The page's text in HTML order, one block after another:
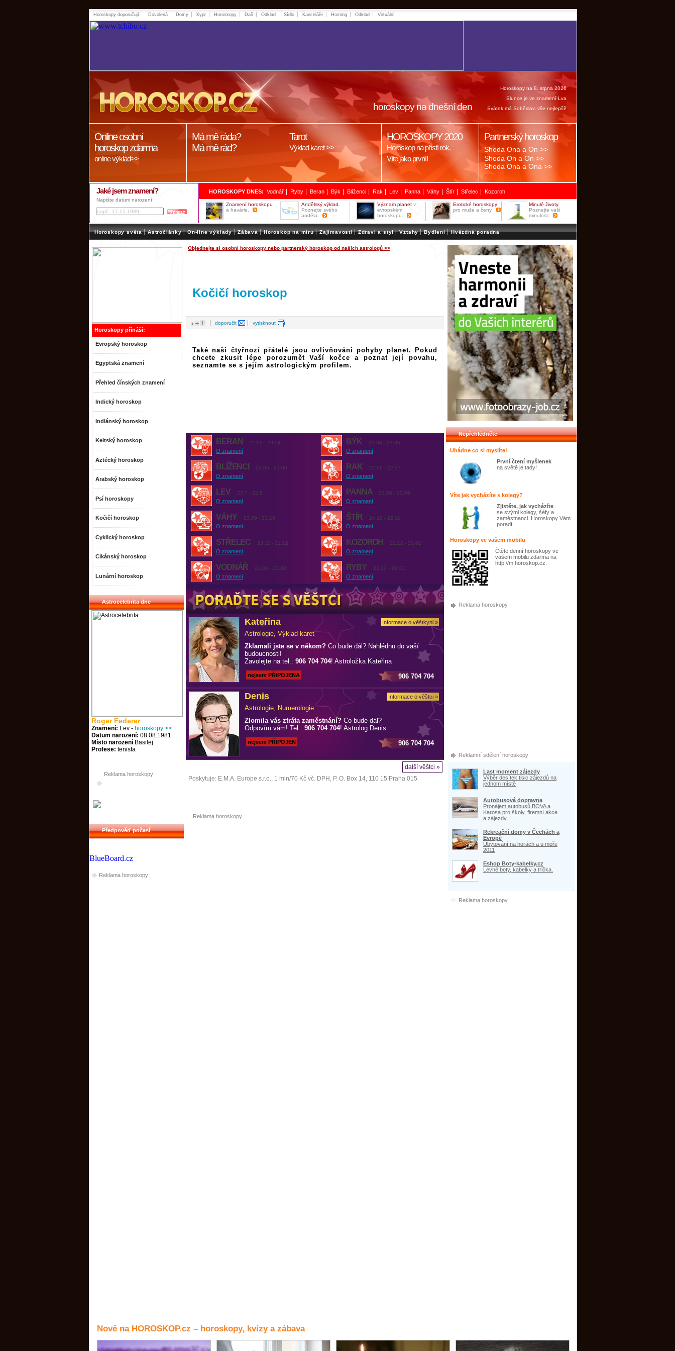
Horoskopy doporučují: Dovolená Domy Kypr Horoskopy Daň Odklad Sídlo Kanceláře Hosting Odklad Virtuální
Horoskopy na 8. srpna 2026
Slunce je ve znamení Lva
Svátek má Soběslav, vše nejlepší!
horoskopy na dnešní den
Online osobní
horoskop zdarma
online výklad>>
Má mě ráda?
Má mě rád?
Tarot
Výklad karet >>
HOROSKOPY 2020
Horoskop na přístí rok.
Víte jako první!
Partnerský horoskop
Shoda Ona a On >>
Shoda On a On >>
Shoda Ona a Ona >>
Jaké jsem znamení?
Napište datum narození:
HOROSKOPY DNES: Vodnář Ryby Beran Býk Blíženci Rak Lev Panna Váhy Štír Střelec Kozoroh
Znamení horoskopu
a havárie.
Andělský výklad.
Poznejte svého
anděla.
Význam planet v
evropském
horoskopu.
Erotické horoskopy
pro muže a ženy.
Minulé životy.
Poznejte vaší
minulost.
Horoskopy světa | Astročlánky | On-line výklady | Zábava | Horoskop na míru | Zajímavosti | Zdraví a styl | Vztahy | Bydlení | Hvězdná poradna
Horoskopy přínáší:
Evropský horoskop
Egyptská znamení
Přehled čínských znamení
Indický horoskop
Indiánský horoskop
Keltský horoskop
Aztécký horoskop
Arabský horoskop
Psí horoskopy
Kočičí horoskop
Cyklický horoskop
Cikánský horoskop
Lunární horoskop
Astrocelebrita dne
Roger Federer
Znamení: Lev - horoskopy >>
Datum narození: 08.08.1981
Místo narození Basilej
Profese: tenista
Reklama horoskopy
Předpověď počasí
BlueBoard.cz
Reklama horoskopy
Objednejte si osobní horoskopy nebo partnerský horoskop od našich astrologů >>
Kočičí horoskop
| doporučit | vytisknout
Také naši čtyřnozí přátelé jsou ovlivňováni pohyby planet. Pokud
chcete zkusit lépe porozumět Vaší kočce a poznat její povahu,
seznamte se s jejím astrologickým profilem.
BERAN 21.03 - 20.04
O znamení
BÝK 21.04 - 21.05
O znamení
BLÍŽENCI 22.05 - 21.06
O znamení
RAK 22.06 - 22.07
O znamení
LEV 23.7 - 22.8
O znamení
PANNA 23.08 - 22.09
O znamení
VÁHY 23.09 - 23.10
O znamení
ŠTÍR 24.10 - 22.11
O znamení
STŘELEC 23.11 - 21.12
O znamení
KOZOROH 22.12 - 20.01
O znamení
VODNÁŘ 21.01 - 20.02
O znamení
RYBY 21.02 - 20.03
O znamení
Kateřina
Astrologie, Výklad karet
Informace o věštkyni »
Zklamali jste se v někom? Co bude dál? Nahlédnu do vaší
budoucnosti!
Zavolejte na tel.: 906 704 704! Astroložka Kateřina
nejsem PŘIPOJENA 906 704 704
Denis
Astrologie, Numerologie
Informace o věštci »
Zlomila vás ztráta zaměstnání? Co bude dál?
Odpovím vám! Tel.: 906 704 704! Astrolog Denis
nejsem PŘIPOJEN 906 704 704
další věštci »
Poskytuje: E.M.A. Europe s.r.o., 1 min/70 Kč vč. DPH, P. O. Box 14, 110 15 Praha 015
Reklama horoskopy
Nepřehlédněte
Uhádne co si myslíte!
První čtení myšlenek
na světě je tady!
Víte jak vycházíte s kolegy?
Zjistěte, jak vycházíte
se svými kolegy, šéfy a
zaměstnanci. Horoskopy Vám
poradí!
Horoskopy ve vašem mobilu
Čtěte denní horoskopy ve
vašem mobilu zdarma na
http://m.horoskop.cz.
Reklama horoskopy
Reklamní sdělení horoskopy
Last moment zájezdy
Výběr desítek tisic zájezdů na
jednom místě
Autobusová dopravna
Pronájem autobusů BOVA a
Karosa pro školy, firemní akce
a zájezdy.
Rekreační domy v Čechách a
Evropě
Ubytování na horách a u moře
2011
Eshop Boty-kabelky.cz
Levné boty, kabelky a trička.
Reklama horoskopy
Nově na HOROSKOP.cz – horoskopy, kvízy a zábava